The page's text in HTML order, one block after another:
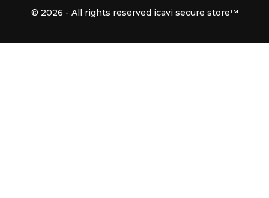
© 2026 - All rights reserved icavi secure store™